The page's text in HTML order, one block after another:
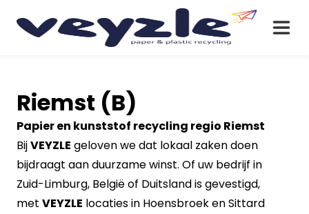
Riemst (B)
Papier en kunststof recycling regio Riemst
BijVEYZLE geloven we dat lokaal zaken doen
bijdraagt aan duurzame winst. Of uw bedrijf in
Zuid-Limburg, België of Duitsland is gevestigd,
met VEYZLE locaties in Hoensbroek en Sittard